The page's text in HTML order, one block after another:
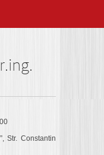
Str. Constantin